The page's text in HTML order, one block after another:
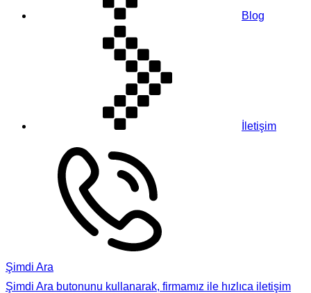
Blog
İletişim
Şimdi Ara
Şimdi Ara butonunu kullanarak, firmamız ile hızlıca iletişim